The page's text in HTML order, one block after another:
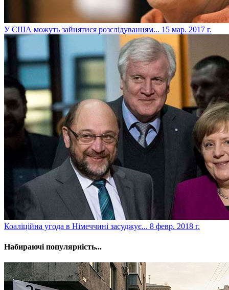
​У США можуть зайнятися розслідуванням... 15 мар. 2017 г.
​Коаліційна угода в Німеччині засуджує... 8 февр. 2018 г.
Набираючі популярність...